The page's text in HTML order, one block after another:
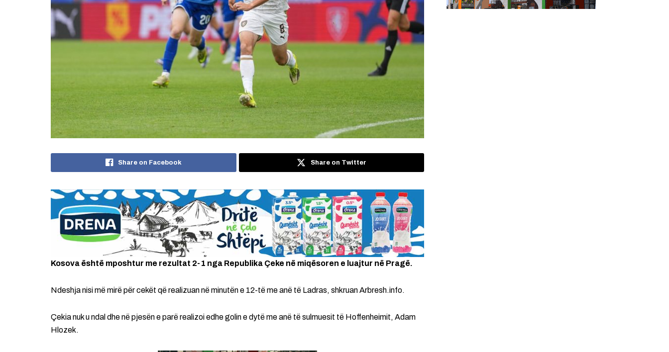
Share on Facebook Share on Twitter
Kosova është mposhtur me rezultat 2-1 nga Republika Çeke në miqësoren e luajtur në Pragë.
Ndeshja nisi më mirë për cekët që realizuan në minutën e 12-të me anë të Ladras, shkruan Arbresh.info.
Çekia nuk u ndal dhe në pjesën e parë realizoi edhe golin e dytë me anë të sulmuesit të Hoffenheimit, Adam
Hlozek.